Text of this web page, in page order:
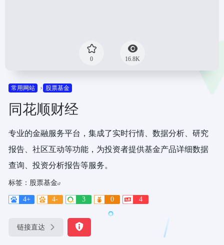
0 16.8K
常用网站 股票基金
同花顺财经
专业的金融服务平台，集成了实时行情、数据分析、研究
报告、社区互动等功能，为投资者提供基金产品详细数据
查询、投资分析报告等服务。
标签： 股票基金
4+ 4- 3 0 4
链接直达